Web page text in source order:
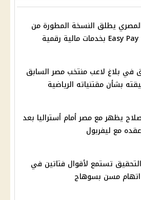
المصري يطلق النسخة المطورة من
في بلاغ لاعب منتخب مصر السابق
بشأن مقتنياته الرياضية
يظهر مع مصر أمام أستراليا بعد
مع ليفربول
تستمع لأقوال فتاتين في
مسن بسوهاج